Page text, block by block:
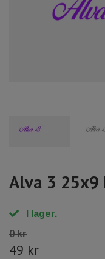
Alva 3 25x9
I lager.
0 kr
49 kr